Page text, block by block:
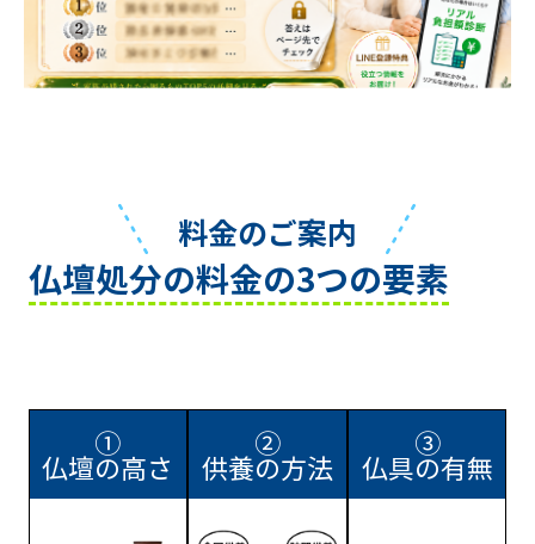
料金のご案内
仏壇処分の料金の3つの要素
①
仏壇の高さ
②
供養の方法
③
仏具の有無